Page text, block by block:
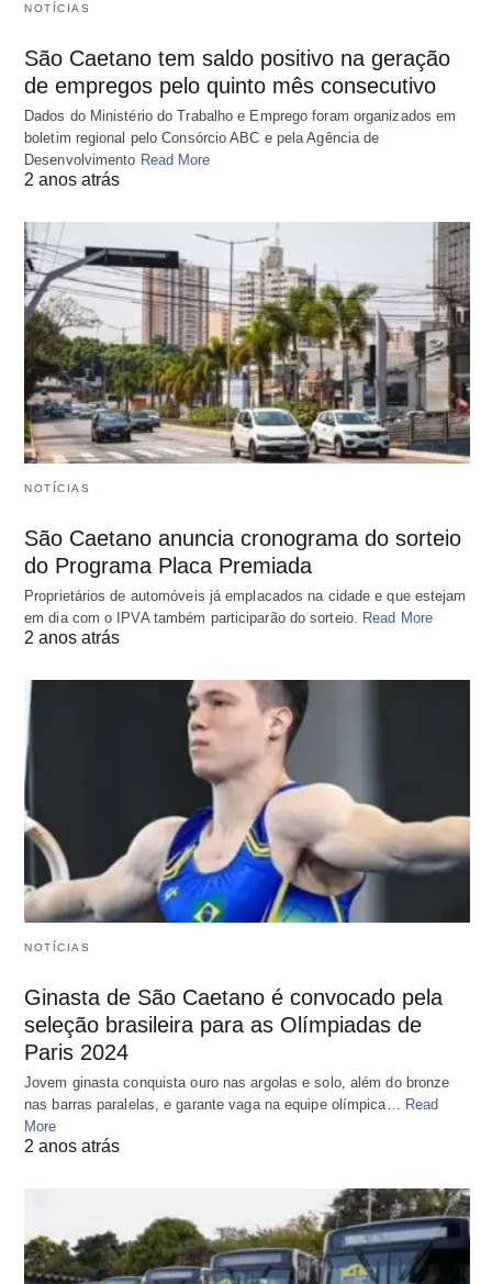
NOTÍCIAS
São Caetano tem saldo positivo na geração
de empregos pelo quinto mês consecutivo
Dados do Ministério do Trabalho e Emprego foram organizados em
boletim regional pelo Consórcio ABC e pela Agência de
Desenvolvimento Read More
2 anos atrás
NOTÍCIAS
São Caetano anuncia cronograma do sorteio
do Programa Placa Premiada
Proprietários de automóveis já emplacados na cidade e que estejam
em dia com o IPVA também participarão do sorteio. Read More
2 anos atrás
NOTÍCIAS
Ginasta de São Caetano é convocado pela
seleção brasileira para as Olímpiadas de
Paris 2024
Jovem ginasta conquista ouro nas argolas e solo, além do bronze
nas barras paralelas, e garante vaga na equipe olímpica…
Read
More
2 anos atrás